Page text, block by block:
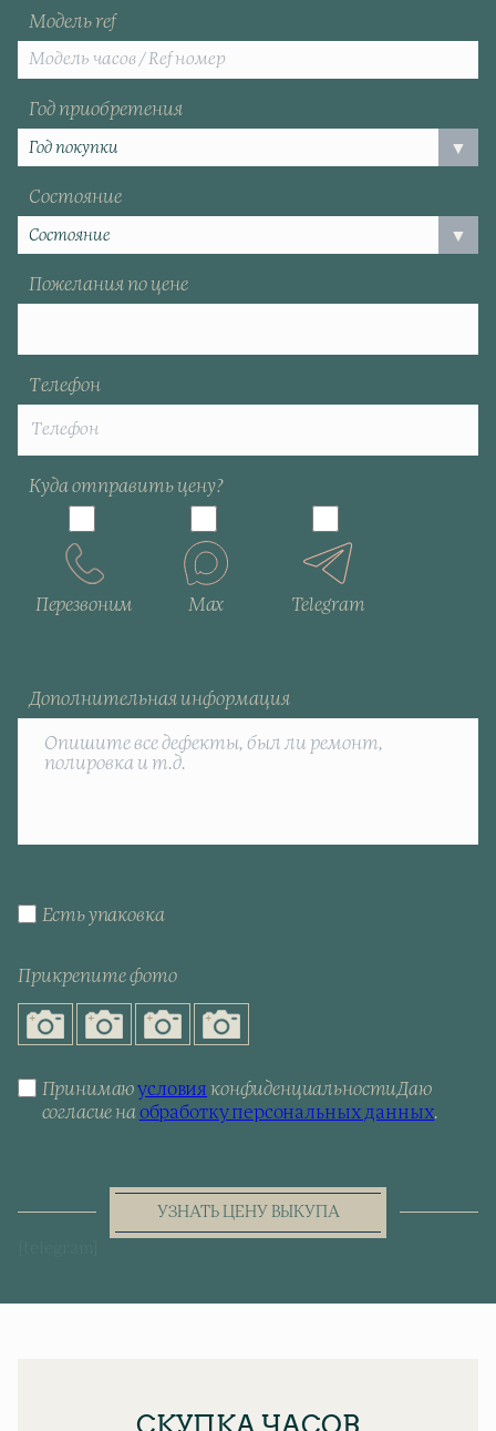
Модель ref
Год приобретения
Состояние
Пожелания по цене
Телефон
Куда отправить цену?
Перезвоним Max Telegram
Дополнительная информация
Есть упаковка
Прикрепите фото
Принимаюусловия конфиденциальностиДаю
согласие наобработку персональных данных.
УЗНАТЬ ЦЕНУ ВЫКУПА
СКУПКА ЧАСОВ